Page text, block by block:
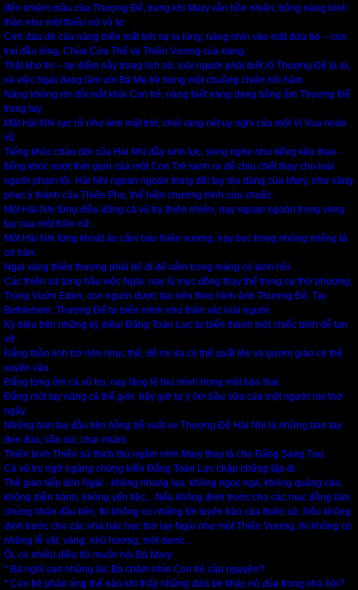
đến nhiệm mầu của Thượng Đế, trong khi Mary vẫn hồn nhiên; trông nàng bình
thản như một thiếu nữ vô tư.
Cơn đau đẻ của nàng biến mất bởi sự lạ lùng; nàng nhìn vào mặt đứa bé – con
trai đầu lòng, Chúa Cứu Thế và Thiên Vương của nàng.
Thật khó tin – tại điểm nầy trong lịch sử, loài người phải biết rõ Thượng Đế là ai,
và việc Ngài đang làm với Bà Mẹ trẻ trong một chuồng chiên hôi hám.
Nàng không rời đôi mắt khỏi Con trẻ; nàng biết nàng đang bồng ẩm Thượng Đế
trong tay.
Mặt Hài Nhi rực rỡ như ánh mặt trời, chói rạng nét uy nghi của một Vị Vua hoàn
vũ.
Tiếng khóc chào đời của Hài Nhi đầy sinh lực, song nghe như tiếng kêu than -
tiếng khóc vượt thời gian của một Con Trẻ sanh ra để chịu chết thay cho loài
người phạm tội. Hài Nhi ngoan ngoản trong đôi tay dịu dàng của Mary, như vâng
phục ý thánh của Thiên Phu, thể hiện chương trình cứu chuộc.
Một Hài Nhi từng điều động cả vũ trụ thiên nhiên, nay ngoan ngoản trong vòng
tay của một thôn nữ.
Một Hài Nhi từng khoát áo cẩm bào thiên vương, nay bọc trong những miếng tả
cơ hàn.
Ngai vàng thiên thượng phải bỏ đi để nằm trong máng cỏ tanh hôi.
Các thiên sứ từng hầu việc Ngài, nay lủ mục đồng thay thế trong sự thờ phượng.
Trong Vườn Eden, con người được tạo nên theo hình ảnh Thượng Đế. Tại
Bethlehem, Thượng Đế tự biến mình như thân xác loài người.
Kỳ diệu trên những kỳ diệu! Đấng Toàn Lực tự biến thành một chiếc bình dễ tan
vỡ.
Đấng thần linh trở nên nhục thể, để roi da có thể quất lên và gươm giáo có thể
xuyên vào.
Đấng từng ôm cả vũ trụ, nay lặng lẽ thu mình trong một bào thai.
Đấng một tay nâng cả thế giới, bây giờ tự ý ôm bầu sữa của một người mẹ thơ
ngây.
Những bàn tay đầu tiên bồng bế vuốt ve Thượng Đế Hài Nhi là những bàn tay
đen đúa, sần sùi, chai nhám.
Thiên binh Thiên sứ thích thú ngắm nhìn Mary thay tả cho Đấng Sáng Tạo.
Cả vũ trụ ngỡ ngàng chứng kiến Đấng Toàn Lực chập chững tập đi.
Thế gian tiếp đón Ngài - không nhung lụa, không ngọc ngà, không quảng cáo,
không diễn hành, không yến tiệc,...Nếu không định trước cho các mục đồng làm
chứng nhân đầu tiên, thì không có những lời tuyên báo của thiên sứ. Nếu không
định trước cho các nhà bác học thờ lạy Ngài như một Thiên Vương, thì không có
những lễ vật, vàng, nhũ hương, một dược...
Ôi, có nhiều điều tôi muốn hỏi Bà Mary:
* Bà nghĩ sao những lúc Bà chăm nhìn Con trẻ cầu nguyện?
* Con trẻ phản ứng thế nào khi thấy những đứa bé khác nô đùa trong nhà hội?